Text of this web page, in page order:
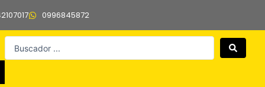
0996845872
Search